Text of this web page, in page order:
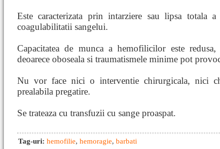
Este caracterizata prin intarziere sau lipsa totala a
coagulabilitatii sangelui.
Capacitatea de munca a hemofilicilor este redusa,
deoarece oboseala si traumatismele minime pot
Nu vor face nici o interventie chirurgicala, nici
prealabila pregatire.
Se trateaza cu transfuzii cu sange proaspat.
Tag-uri: hemofilie, hemoragie, barbati